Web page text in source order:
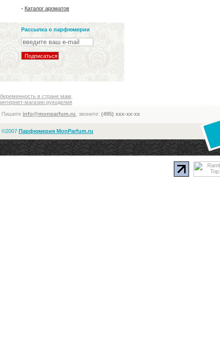
• Каталог ароматов
Рассылка о парфюмерии
беременность в стране мам
интернет-магазин рукоделия
Пишите info@monparfum.ru , звоните: (495) xxx-xx-xx
©2007 Парфюмерия MonParfum.ru